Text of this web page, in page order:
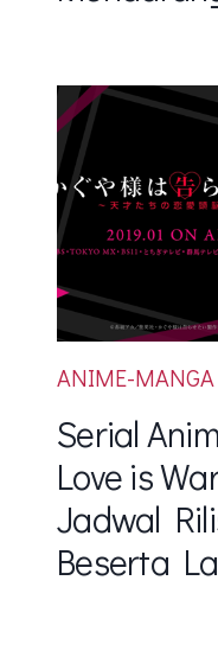
ANIME-MANGA
Serial
Love is
Jadwal
Beserta